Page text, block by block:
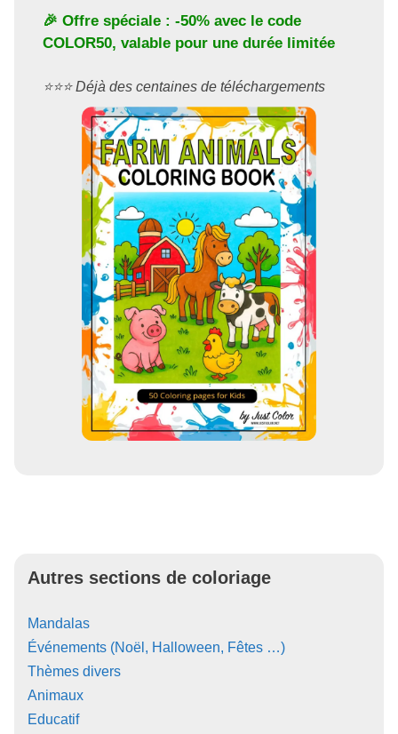
🎉 Offre spéciale : -50% avec le code
COLOR50, valable pour une durée limitée
⭐️⭐️⭐️ Déjà des centaines de téléchargements
Autres sections de coloriage
Mandalas
Événements (Noël, Halloween, Fêtes …)
Thèmes divers
Animaux
Educatif